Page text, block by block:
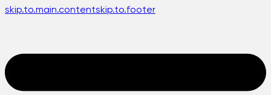
skip.to.main.contentskip.to.footer